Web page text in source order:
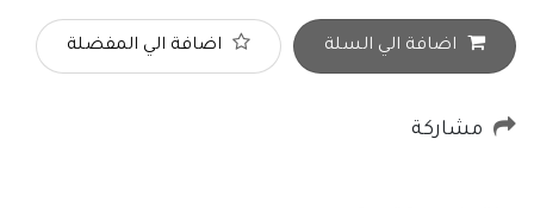
اضافة الي السلة اضافة الي المفضلة
مشاركة